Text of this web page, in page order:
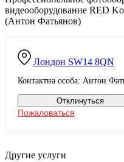
Лондон SW14 8QN
Контактна особа: Антон
Отклинуться
Пожаловаться
видеооборудование RED
(Антон Фатьянов)
Другие услуги